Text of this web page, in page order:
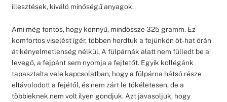
illesztések, kiváló minőségű anyagok.
Ami még fontos, hogy könnyű, mindössze 325 gramm. Ez
komfortos viselést ígér, többen hordtuk a fejünkön öt-hat órán
át kényelmetlenség nélkül. A fülpárnák alatt nem fülledt be a
levegő, a fejpánt sem nyomja a fejtetőt. Egyik kollégánk
tapasztalta vele kapcsolatban, hogy a fülpárna hátsó része
eltávolodott a fejétől, és nem zárt le tökéletesen, de a
többieknek nem volt ilyen gondjuk. Azt javasoljuk, hogy